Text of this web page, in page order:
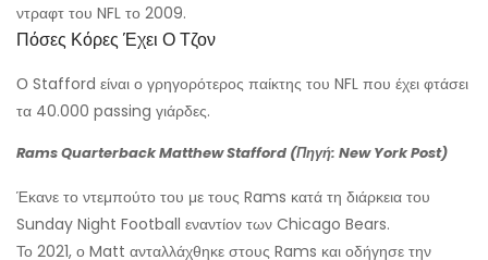
ντραφτ του NFL το 2009.
Πόσες Κόρες Έχει Ο Τζον
Ο Stafford είναι ο γρηγορότερος παίκτης του NFL που έχει φτάσει
τα 40.000 passing γιάρδες.
Rams Quarterback Matthew Stafford (Πηγή: New York Post)
Έκανε το ντεμπούτο του με τους Rams κατά τη διάρκεια του
Sunday Night Football εναντίον των Chicago Bears.
Το 2021, ο Matt ανταλλάχθηκε στους Rams και οδήγησε την